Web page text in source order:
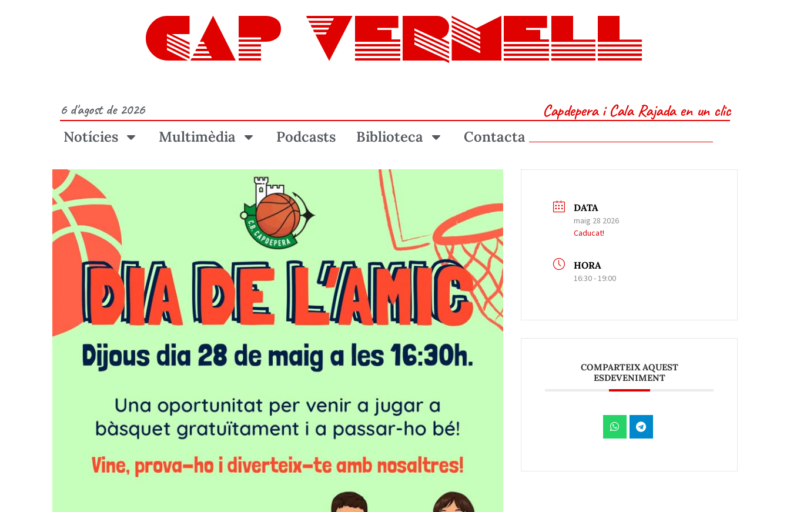
CAP VERMELL
6 d'agost de 2026 Capdepera i Cala Rajada en un clic
Notícies Multimèdia Podcasts Biblioteca Contacta
DATA
maig 28 2026
Caducat!
HORA
16:30 - 19:00
COMPARTEIX AQUEST
ESDEVENIMENT